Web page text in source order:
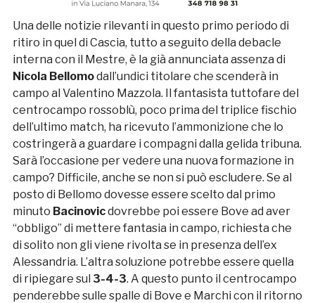
Una delle notizie rilevanti in questo primo periodo di
ritiro in quel di Cascia, tutto a seguito della debacle
interna con il Mestre, è la già annunciata assenza di
Nicola Bellomodall’undici titolare che scenderà in
campo al Valentino Mazzola. Il fantasista tuttofare del
centrocampo rossoblù, poco prima del triplice fischio
dell’ultimo match, ha ricevuto l’ammonizione che lo
costringerà a guardare i compagni dalla gelida tribuna.
Sarà l’occasione per vedere una nuova formazione in
campo? Difficile, anche se non si può escludere. Se al
posto di Bellomo dovesse essere scelto dal primo
minuto Bacinovicdovrebbe poi essere Bove ad aver
“obbligo” di mettere fantasia in campo, richiesta che
di solito non gli viene rivolta se in presenza dell’ex
Alessandria. L’altra soluzione potrebbe essere quella
di ripiegare sul 3-4-3. A questo punto il centrocampo
penderebbe sulle spalle di Bove e Marchi con il ritorno